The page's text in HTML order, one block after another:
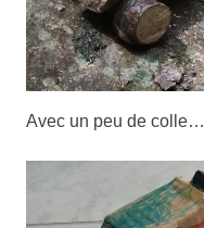
Avec un peu de colle…